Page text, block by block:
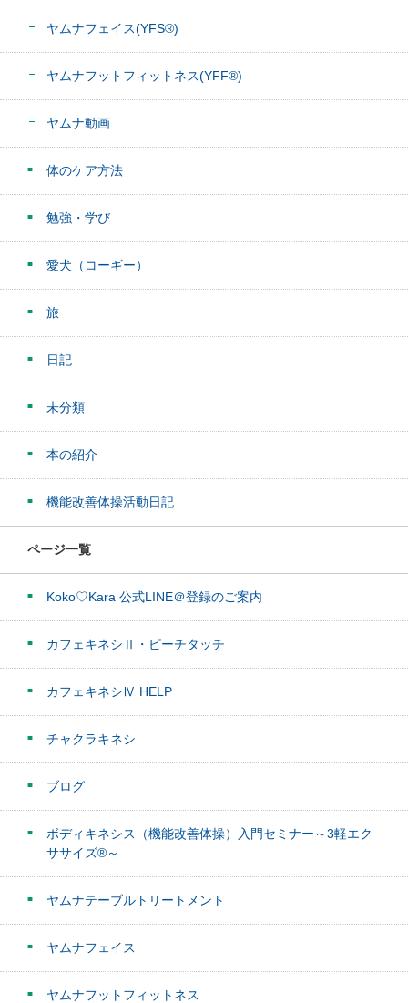
ヤムナフェイス(YFS®)
ヤムナフットフィットネス(YFF®)
ヤムナ動画
体のケア方法
勉強・学び
愛犬（コーギー）
旅
日記
未分類
本の紹介
機能改善体操活動日記
ページ一覧
Koko♡Kara 公式LINE＠登録のご案内
カフェキネシⅡ・ピーチタッチ
カフェキネシⅣ HELP
チャクラキネシ
ブログ
ボディキネシス（機能改善体操）入門セミナー～3軽エク
ササイズ®～
ヤムナテーブルトリートメント
ヤムナフェイス
ヤムナフットフィットネス